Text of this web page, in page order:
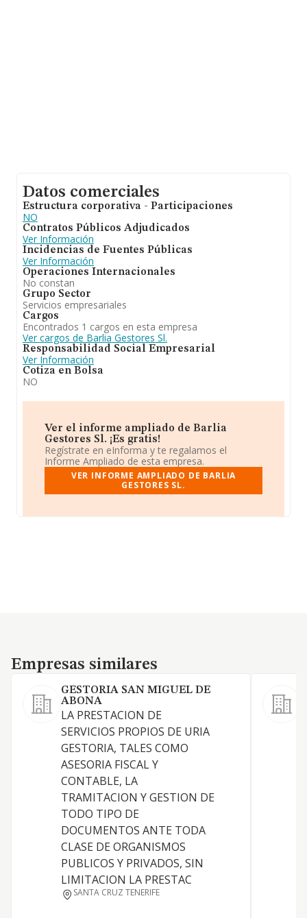
Datos comerciales
Estructura corporativa - Participaciones
NO
Contratos Públicos Adjudicados
Ver Información
Incidencias de Fuentes Públicas
Ver Información
Operaciones Internacionales
No constan
Grupo Sector
Servicios empresariales
Cargos
Encontrados 1 cargos en esta empresa
Ver cargos de Barlia Gestores Sl.
Responsabilidad Social Empresarial
Ver Información
Cotiza en Bolsa
NO
Ver el informe ampliado de Barlia
Gestores Sl. ¡Es gratis!
Regístrate en eInforma y te regalamos el
Informe Ampliado de esta empresa.
VER INFORME AMPLIADO DE BARLIA
GESTORES SL.
Empresas similares
Empresas similares
GESTORIA SAN MIGUEL DE
ABONA
LA PRESTACION DE
SERVICIOS PROPIOS DE URIA
GESTORIA, TALES COMO
ASESORIA FISCAL Y
CONTABLE, LA
TRAMITACION Y GESTION DE
TODO TIPO DE
DOCUMENTOS ANTE TODA
CLASE DE ORGANISMOS
PUBLICOS Y PRIVADOS, SIN
LIMITACION LA PRESTAC
SANTA CRUZ TENERIFE